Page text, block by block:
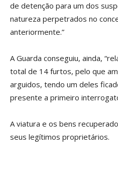
de detenção para um dos
natureza perpetrados no
anteriormente.”
A Guarda conseguiu, ainda,
total de 14 furtos, pelo que
arguidos, tendo um deles
presente a primeiro
A viatura e os bens
seus legítimos proprietários.